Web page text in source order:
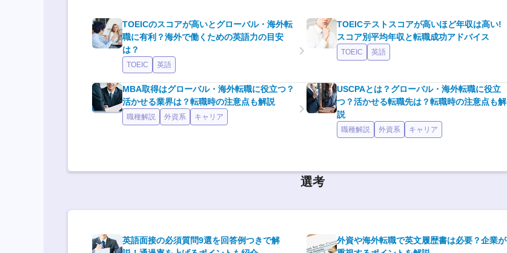
TOEICのスコアが高いとグローバル・海外転
職に有利？海外で働くための英語力の目安
は？
TOEIC 英語
TOEICテストスコアが高いほど年収は高い!
スコア別平均年収と転職成功アドバイス
TOEIC 英語
MBA取得はグローバル・海外転職に役立つ？
活かせる業界は？転職時の注意点も解説
職種解説 外資系 キャリア
USCPAとは？グローバル・海外転職に役立
つ？活かせる転職先は？転職時の注意点も解
説
職種解説 外資系 キャリア
選考
英語面接の必須質問9選を回答例つきで解
外資や海外転職で英文履歴書は必要？企業が